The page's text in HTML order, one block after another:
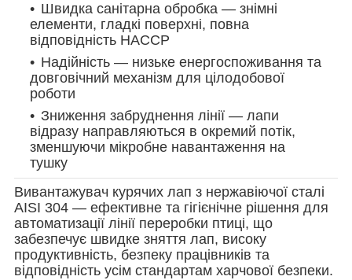
Швидка санітарна обробка — знімні
елементи, гладкі поверхні, повна
відповідність HACCP
Надійність — низьке енергоспоживання та
довговічний механізм для цілодобової
роботи
Зниження забруднення лінії — лапи
відразу направляються в окремий потік,
зменшуючи мікробне навантаження на
тушку
Вивантажувач курячих лап з нержавіючої сталі
AISI 304 — ефективне та гігієнічне рішення для
автоматизації лінії переробки птиці, що
забезпечує швидке зняття лап, високу
продуктивність, безпеку працівників та
відповідність усім стандартам харчової безпеки.